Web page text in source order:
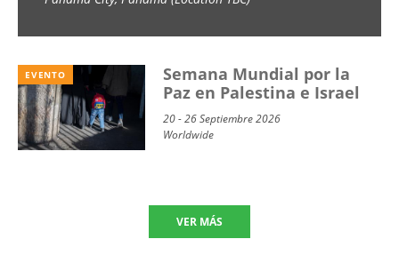
School) 2026
EVENTO
Semana Mundial por la
Paz en Palestina e Israel
20 - 26 Septiembre 2026
Worldwide
VER MÁS